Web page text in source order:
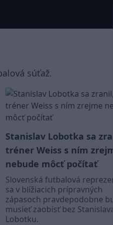
súťaž.
Stanislav Lobotka sa
tréner Weiss s ním
nebude môcť počítať
Slovenská futbalová
sa v blížiacich prípravných
zápasoch pravdepodobne
musieť zaobísť bez Stanislava
Lobotku.